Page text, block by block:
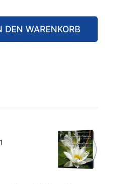
DEN WARENKORB